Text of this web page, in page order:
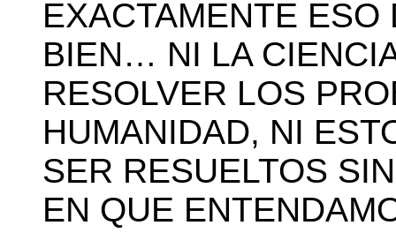
EXACTAMENTE ESO
BIEN… NI LA
RESOLVER LOS
HUMANIDAD, NI
SER RESUELTOS
EN QUE